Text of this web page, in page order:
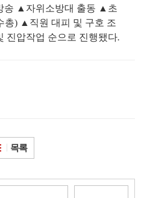
송 ▲ 자위소방대 출동 ▲ 초
총) ▲ 직원 대피 및 구호 조
진압작업 순으로 진행됐다.
목록